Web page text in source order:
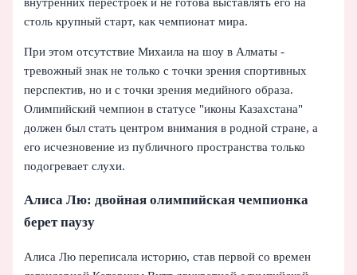
столь крупный старт, как чемпионат мира.
При этом отсутствие Михаила на шоу в Алматы -
тревожный знак не только с точки зрения спортивных
перспектив, но и с точки зрения медийного образа.
Олимпийский чемпион в статусе "иконы Казахстана"
должен был стать центром внимания в родной стране, а
его исчезновение из публичного пространства только
подогревает слухи.
Алиса Лю: двойная олимпийская чемпионка
берет паузу
Алиса Лю переписала историю, став первой со времен